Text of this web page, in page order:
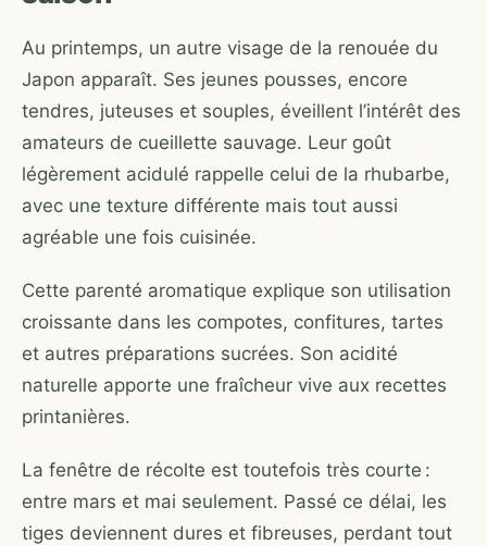
Au printemps, un autre visage de la renouée du
Japon apparaît. Ses jeunes pousses, encore
tendres, juteuses et souples, éveillent l’intérêt des
amateurs de cueillette sauvage. Leur goût
légèrement acidulé rappelle celui de la rhubarbe,
avec une texture différente mais tout aussi
agréable une fois cuisinée.
Cette parenté aromatique explique son utilisation
croissante dans les compotes, confitures, tartes
et autres préparations sucrées. Son acidité
naturelle apporte une fraîcheur vive aux recettes
printanières.
La fenêtre de récolte est toutefois très courte :
entre mars et mai seulement. Passé ce délai, les
tiges deviennent dures et fibreuses, perdant tout